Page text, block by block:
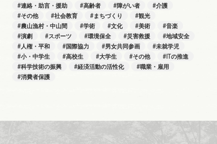
連絡・助言・援助 高齢者 障がい者
介護
その他
社会教育 まちづくり
観光
農山漁村・中山間
学術 文化 美術
音楽
演劇
スポーツ 環境保全 災害救援
地域安全
人権・平和
国際協力 男女共同参画
未就学児
小・中学生
高校生 大学生 その他
ITの推進
科学技術の振興
経済活動の活性化
職業・雇用
消費者保護